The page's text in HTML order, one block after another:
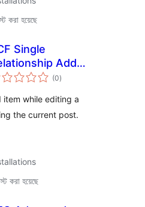
করা হয়েছে
Single
Add
(0total
ratings
)
while editing a
the current post.
করা হয়েছে